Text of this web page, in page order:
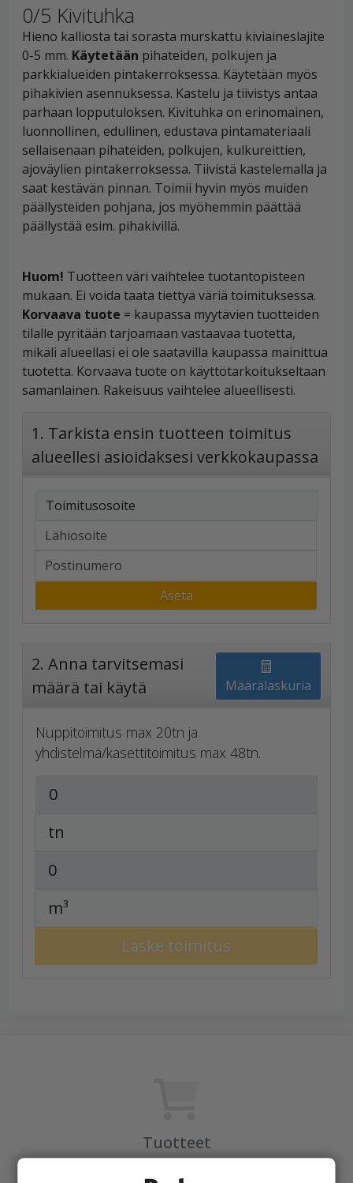
0/5 Kivituhka
Hieno kalliosta tai sorasta murskattu kiviaineslajite
0-5 mm. Käytetään pihateiden, polkujen ja
parkkialueiden pintakerroksessa. Käytetään myös
pihakivien asennuksessa. Kastelu ja tiivistys antaa
parhaan lopputuloksen. Kivituhka on erinomainen,
luonnollinen, edullinen, edustava pintamateriaali
sellaisenaan pihateiden, polkujen, kulkureittien,
ajoväylien pintakerroksessa. Tiivistä kastelemalla ja
saat kestävän pinnan. Toimii hyvin myös muiden
päällysteiden pohjana, jos myöhemmin päättää
päällystää esim. pihakivillä.
Huom! Tuotteen väri vaihtelee tuotantopisteen
mukaan. Ei voida taata tiettyä väriä toimituksessa.
Korvaava tuote = kaupassa myytävien tuotteiden
tilalle pyritään tarjoamaan vastaavaa tuotetta,
mikäli alueellasi ei ole saatavilla kaupassa mainittua
tuotetta. Korvaava tuote on käyttötarkoitukseltaan
samanlainen. Rakeisuus vaihtelee alueellisesti.
1. Tarkista ensin tuotteen toimitus
alueellesi asioidaksesi verkkokaupassa
Toimitusosoite
Aseta
2. Anna tarvitsemasi
määrä tai käytä
Määrälaskuria
Nuppitoimitus max 20tn ja
yhdistelmä/kasettitoimitus max 48tn.
tn
m³
Laske toimitus
Tuotteet